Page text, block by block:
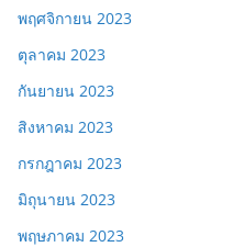
พฤศจิกายน 2023
ตุลาคม 2023
กันยายน 2023
สิงหาคม 2023
กรกฎาคม 2023
มิถุนายน 2023
พฤษภาคม 2023